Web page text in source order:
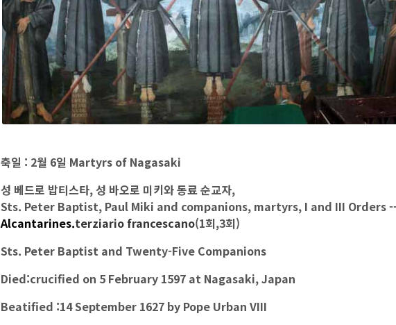
축일 : 2월 6일 Martyrs of Nagasaki
성 베드로 밥티스타, 성 바오로 미키와 동료 순교자,
Sts. Peter Baptist, Paul Miki and companions, martyrs, I and III Orders
Alcantarines.terziario francescano(1회,3회)
Sts. Peter Baptist and Twenty-Five Companions
Died:crucified on 5 February 1597 at Nagasaki, Japan
Beatified :14 September 1627 by Pope Urban VIII